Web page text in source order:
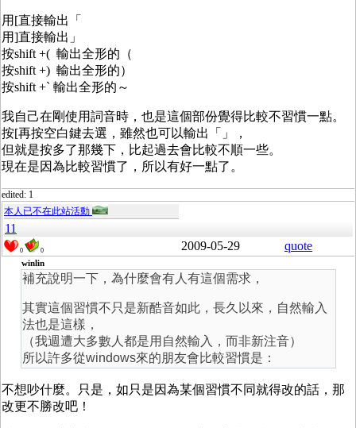
用[直接輸出「
用]直接輸出」
按shift +( 輸出全形的（
按shift +) 輸出全形的）
按shift +` 輸出全形的～
我自己在剛使用詞音時，也是這個部份覺得比較不習慣一點。
按[再按空白鍵去選，雖然也可以輸出「」，
但就是按多了那幾下，比起過去會比較不順一些。
現在是因為比較習慣了，所以有好一點了。
edited: 1
本人已不在此站活動
11
0 0 2009-05-29 quote
winlin
補充說明一下，為什麼會有人有這個需求，
其實這個習慣不只是新酷音如此，長久以來，自然輸入
法也是這樣，
（我週遭大多數人都是用自然輸入，而非新注音）
所以許多從windows來的朋友會比較習慣是：
不想吵什麼。只是，如只是因為某個習慣不同就得改的話，那
改更不勝改吧！